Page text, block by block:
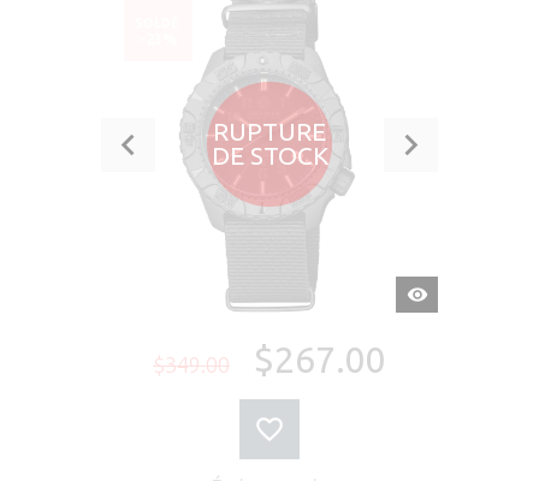
RUPTURE
DE STOCK
APERÇU
RAPIDE
$349.00 $267.00